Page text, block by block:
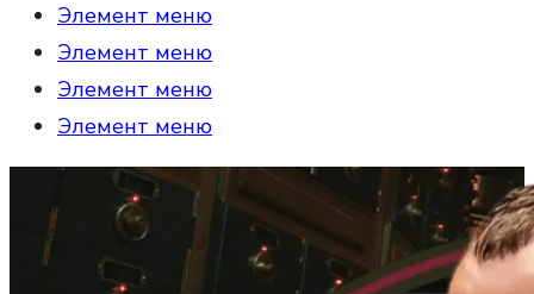
Элемент меню
Элемент меню
Элемент меню
Элемент меню